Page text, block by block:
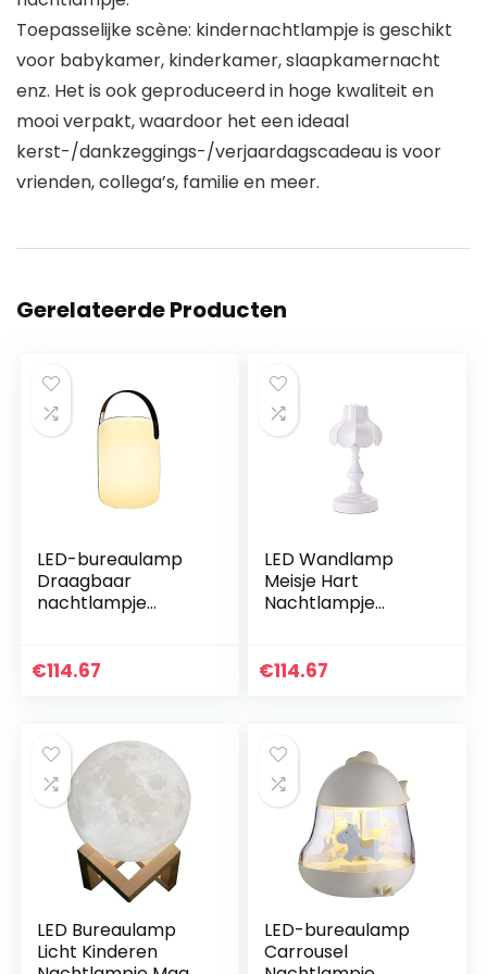
Toepasselijke scène: kindernachtlampje is geschikt
voor babykamer, kinderkamer, slaapkamernacht
enz. Het is ook geproduceerd in hoge kwaliteit en
mooi verpakt, waardoor het een ideaal
kerst-/dankzeggings-/verjaardagscadeau is voor
vrienden, collega’s, familie en meer.
Gerelateerde Producten
LED-bureaulamp
Draagbaar
nachtlampje
3000K 3,5W 5V
€114.67
LED Wandlamp
Meisje Hart
Nachtlampje
Sleutelschakelaar
€114.67
LED Bureaulamp
Licht Kinderen
LED-bureaulamp
Carrousel